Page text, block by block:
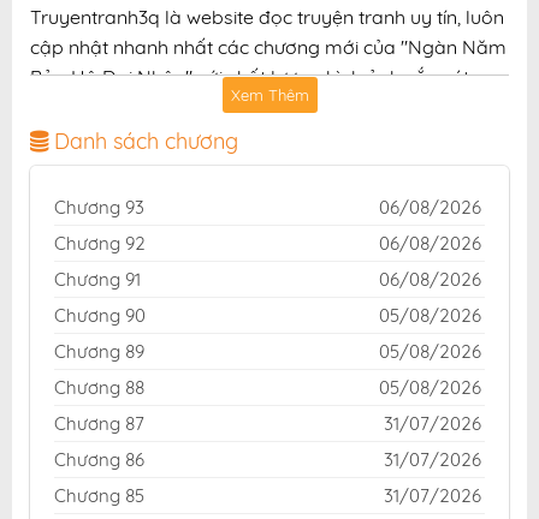
Truyentranh3q là website đọc truyện tranh uy tín, luôn
cập nhật nhanh nhất các chương mới của "Ngàn Năm
Bảo Hộ Đại Nhân" với chất lượng hình ảnh sắc nét,
bản dịch chuẩn và giao diện thân thiện, mang đến trải
nghiệm đọc truyện hấp dẫn, tiện lợi, hoàn toàn miễn
phí cho độc giả yêu thích truyện tranh online.
Xem Thêm
Danh sách chương
Chương 93
06/08/2026
Chương 92
06/08/2026
Chương 91
06/08/2026
Chương 90
05/08/2026
Chương 89
05/08/2026
Chương 88
05/08/2026
Chương 87
31/07/2026
Chương 86
31/07/2026
Chương 85
31/07/2026